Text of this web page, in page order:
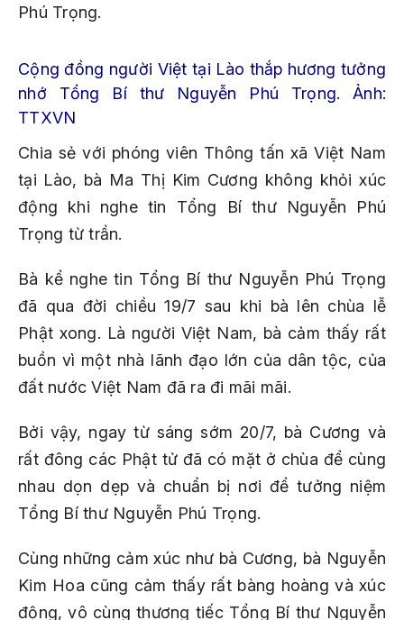
Phú Trọng.
Cộng đồng người Việt tại Lào thắp hương tưởng
nhớ Tổng Bí thư Nguyễn Phú Trọng. Ảnh:
TTXVN
Chia sẻ với phóng viên Thông tấn xã Việt Nam
tại Lào, bà Ma Thị Kim Cương không khỏi xúc
động khi nghe tin Tổng Bí thư Nguyễn Phú
Trọng từ trần.
Bà kể nghe tin Tổng Bí thư Nguyễn Phú Trọng
đã qua đời chiều 19/7 sau khi bà lên chùa lễ
Phật xong. Là người Việt Nam, bà cảm thấy rất
buồn vì một nhà lãnh đạo lớn của dân tộc, của
đất nước Việt Nam đã ra đi mãi mãi.
Bởi vậy, ngay từ sáng sớm 20/7, bà Cương và
rất đông các Phật tử đã có mặt ở chùa để cùng
nhau dọn dẹp và chuẩn bị nơi để tưởng niệm
Tổng Bí thư Nguyễn Phú Trọng.
Cùng những cảm xúc như bà Cương, bà Nguyễn
Kim Hoa cũng cảm thấy rất bàng hoàng và xúc
động, vô cùng thương tiếc Tổng Bí thư Nguyễn